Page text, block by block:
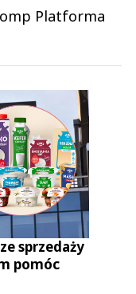
Platforma
sprzedaży
pomóc